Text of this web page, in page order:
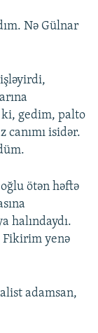
Nə Gülnar
gedim, palto
canımı isidər.
ötən həftə
halındaydı.
Fikirim yenə
adamsan,